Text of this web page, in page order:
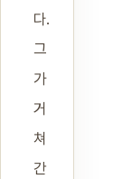
다.
그
가
거
쳐
간